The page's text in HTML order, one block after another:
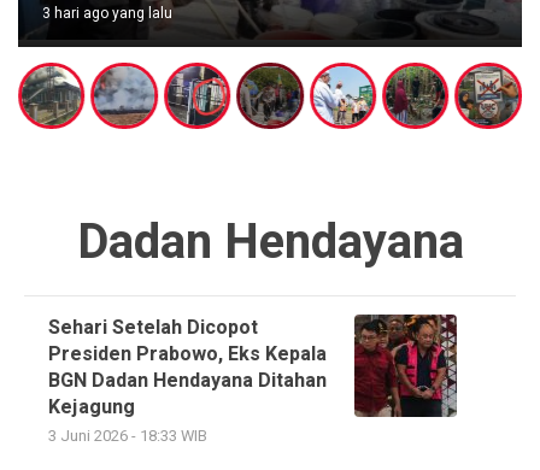
4 hari ago yang lalu
Dadan Hendayana
Sehari Setelah Dicopot
Presiden Prabowo, Eks Kepala
BGN Dadan Hendayana Ditahan
Kejagung
3 Juni 2026 - 18:33 WIB